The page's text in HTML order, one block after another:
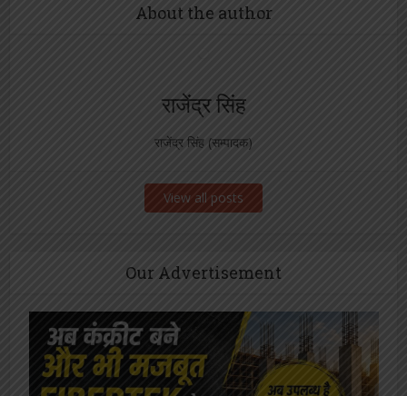
About the author
राजेंद्र सिंह
राजेंद्र सिंह (सम्पादक)
View all posts
Our Advertisement